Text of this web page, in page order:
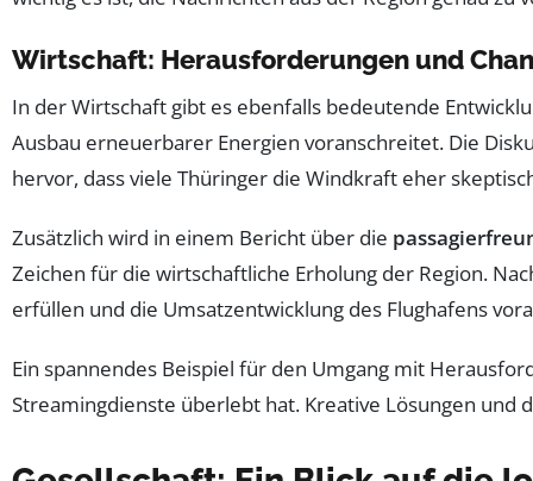
Wirtschaft: Herausforderungen und
In der Wirtschaft gibt es ebenfalls bedeutende
Ausbau erneuerbarer Energien voranschreitet. Die
hervor, dass viele Thüringer die Windkraft eher
Zusätzlich wird in einem Bericht über die
Zeichen für die wirtschaftliche Erholung der Region.
erfüllen und die Umsatzentwicklung des Flughafens
Ein spannendes Beispiel für den Umgang mit
Streamingdienste überlebt hat. Kreative Lösungen und